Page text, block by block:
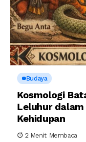
Budaya
Kosmologi
Leluhur
Kehidupan
2 Menit Membaca